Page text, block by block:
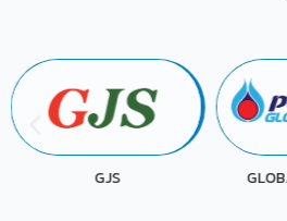
GLOBAL CHEMICAL